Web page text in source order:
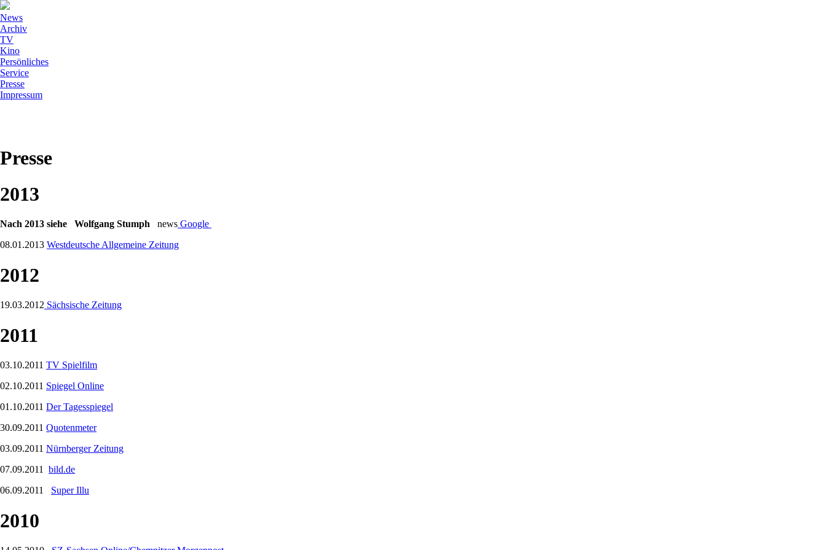
News
Archiv
TV
Kino
Persönliches
Service
Presse
Impressum
Presse
2013
Nach 2013 siehe Wolfgang Stumph news Google
08.01.2013 Westdeutsche Allgemeine Zeitung
2012
19.03.2012 Sächsische Zeitung
2011
03.10.2011 TV Spielfilm
02.10.2011 Spiegel Online
01.10.2011 Der Tagesspiegel
30.09.2011 Quotenmeter
03.09.2011 Nürnberger Zeitung
07.09.2011 bild.de
06.09.2011 Super Illu
2010